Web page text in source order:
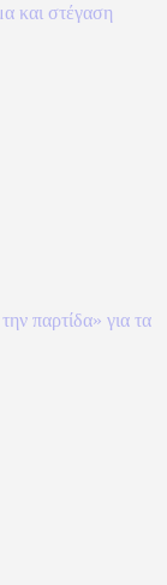
και στέγαση
παρτίδα» για τα